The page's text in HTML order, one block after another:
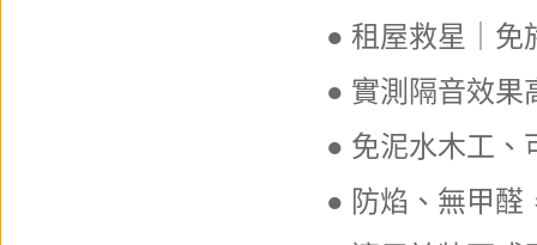
● 租屋救星｜免
● 實測隔音效果
● 免泥水木工、
● 防焰、無甲醛